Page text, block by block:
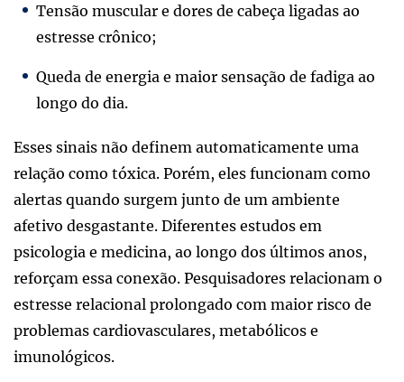
Tensão muscular e dores de cabeça ligadas ao
estresse crônico;
Queda de energia e maior sensação de fadiga ao
longo do dia.
Esses sinais não definem automaticamente uma
relação como tóxica. Porém, eles funcionam como
alertas quando surgem junto de um ambiente
afetivo desgastante. Diferentes estudos em
psicologia e medicina, ao longo dos últimos anos,
reforçam essa conexão. Pesquisadores relacionam o
estresse relacional prolongado com maior risco de
problemas cardiovasculares, metabólicos e
imunológicos.